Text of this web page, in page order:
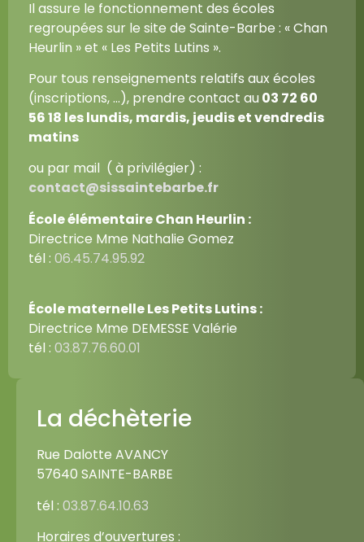
Il assure le fonctionnement des écoles
regroupées sur le site de Sainte-Barbe : « Chan
Heurlin » et « Les Petits Lutins ».
Pour tous renseignements relatifs aux écoles
(inscriptions, …), prendre contact au03 72 60
56 18 les lundis, mardis, jeudis et vendredis
matins
ou par mail ( à privilégier) :
contact@sissaintebarbe.fr
École élémentaire Chan Heurlin :
Directrice Mme Nathalie Gomez
tél : 06.45.74.95.92
École maternelle Les Petits Lutins :
Directrice Mme DEMESSE Valérie
tél : 03.87.76.60.01
La déchèterie
Rue Dalotte AVANCY
57640 SAINTE-BARBE
tél : 03.87.64.10.63
Horaires d’ouvertures :